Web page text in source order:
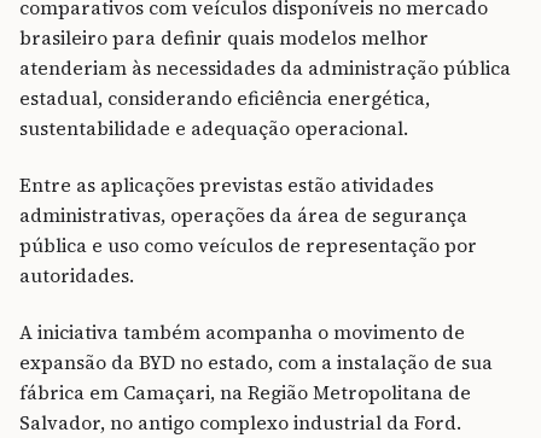
comparativos com veículos disponíveis no mercado
brasileiro para definir quais modelos melhor
atenderiam às necessidades da administração pública
estadual, considerando eficiência energética,
sustentabilidade e adequação operacional.
Entre as aplicações previstas estão atividades
administrativas, operações da área de segurança
pública e uso como veículos de representação por
autoridades.
A iniciativa também acompanha o movimento de
expansão da BYD no estado, com a instalação de sua
fábrica em Camaçari, na Região Metropolitana de
Salvador, no antigo complexo industrial da Ford.